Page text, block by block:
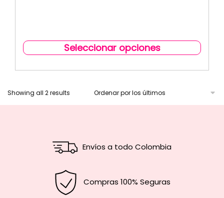
Seleccionar opciones
Showing all 2 results
Envíos a todo Colombia
Compras 100% Seguras